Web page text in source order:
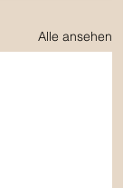
Alle ansehen